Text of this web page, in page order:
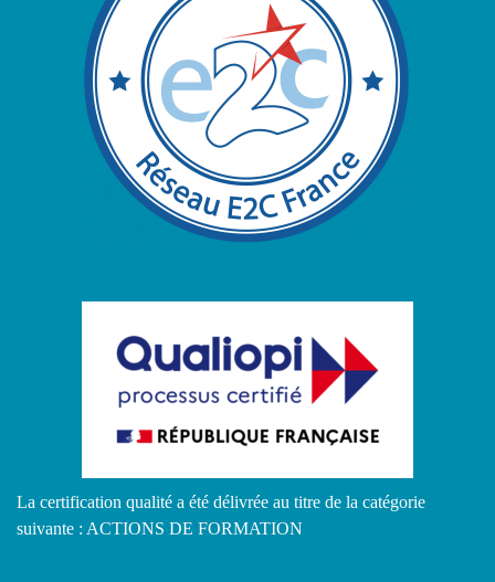
La certification qualité a été délivrée au titre de la catégorie
suivante : ACTIONS DE FORMATION